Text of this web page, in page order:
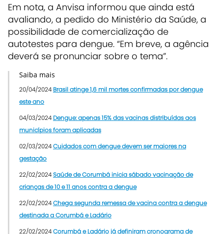
Em nota, a Anvisa informou que ainda está
avaliando, a pedido do Ministério da Saúde, a
possibilidade de comercialização de
autotestes para dengue. “Em breve, a agência
deverá se pronunciar sobre o tema”.
Saiba mais
20/04/2024 Brasil atinge 1,6 mil mortes confirmadas por dengue
este ano
04/03/2024 Dengue: apenas 15% das vacinas distribuídas aos
municípios foram aplicadas
02/03/2024Cuidados com dengue devem ser maiores na
gestação
22/02/2024Saúde de Corumbá inicia sábado vacinação de
crianças de 10 e 11 anos contra a dengue
22/02/2024Chega segunda remessa de vacina contra a dengue
destinada a Corumbá e Ladário
22/02/2024Corumbá e Ladário já definiram cronograma de